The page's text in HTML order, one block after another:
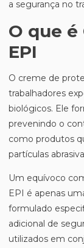
a segurança no
O que
EPI
O creme de
trabalhadores
biológicos. Ele
prevenindo o
como produtos
partículas
Um equívoco
EPI é apenas
formulado
adicional de
utilizados em